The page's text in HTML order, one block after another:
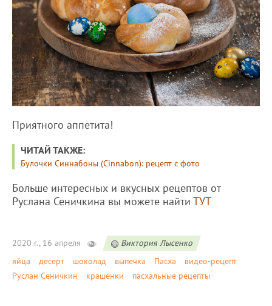
Приятного аппетита!
ЧИТАЙ ТАКЖЕ:
Булочки Синнабоны (Cinnabon): рецепт с фото
Больше интересных и вкусных рецептов от
Руслана Сеничкина вы можете найти ТУТ
2020 г., 16 апреля
Виктория Лысенко
яйца
десерт шоколад выпечка Пасха
видео-рецепт
Руслан Сеничкин
крашенки пасхальные рецепты